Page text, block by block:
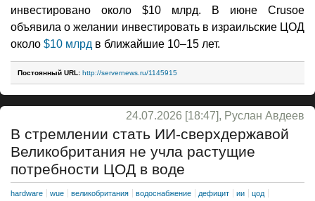
инвестировано около $10 млрд. В июне Crusoe
объявила о желании инвестировать в израильские ЦОД
около $10 млрд в ближайшие 10–15 лет.
Постоянный URL: http://servernews.ru/1145915
24.07.2026 [18:47], Руслан Авдеев
В стремлении стать ИИ-сверхдержавой
Великобритания не учла растущие
потребности ЦОД в воде
hardware wue великобритания водоснабжение дефицит ии
цод